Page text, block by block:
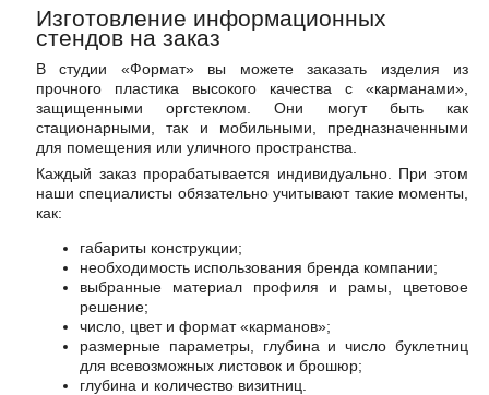
Изготовление информационных
стендов на заказ
В студии «Формат» вы можете заказать изделия из
прочного пластика высокого качества с «карманами»,
защищенными оргстеклом. Они могут быть как
стационарными, так и мобильными, предназначенными
для помещения или уличного пространства.
Каждый заказ прорабатывается индивидуально. При этом
наши специалисты обязательно учитывают такие моменты,
как:
габариты конструкции;
необходимость использования бренда компании;
выбранные материал профиля и рамы, цветовое
решение;
число, цвет и формат «карманов»;
размерные параметры, глубина и число буклетниц
для всевозможных листовок и брошюр;
глубина и количество визитниц.